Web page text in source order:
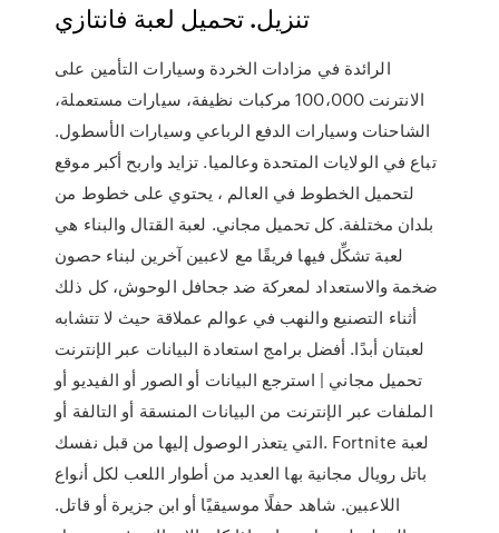
الرائدة في مزادات الخردة وسيارات التأمين على
الانترنت 100،000 مركبات نظيفة، سيارات مستعملة،
الشاحنات وسيارات الدفع الرباعي وسيارات الأسطول.
تباع في الولايات المتحدة وعالميا. تزايد واربح أكبر موقع
لتحميل الخطوط في العالم ، يحتوي على خطوط من
بلدان مختلفة. كل تحميل مجاني. لعبة القتال والبناء هي
لعبة تشكِّل فيها فريقًا مع لاعبين آخرين لبناء حصون
ضخمة والاستعداد لمعركة ضد جحافل الوحوش، كل ذلك
أثناء التصنيع والنهب في عوالم عملاقة حيث لا تتشابه
لعبتان أبدًا. أفضل برامج استعادة البيانات عبر الإنترنت
تحميل مجاني | استرجع البيانات أو الصور أو الفيديو أو
الملفات عبر الإنترنت من البيانات المنسقة أو التالفة أو
التي يتعذر الوصول إليها من قبل نفسك. Fortnite لعبة
باتل رويال مجانية بها العديد من أطوار اللعب لكل أنواع
اللاعبين. شاهد حفلًا موسيقيًا أو ابن جزيرة أو قاتل.